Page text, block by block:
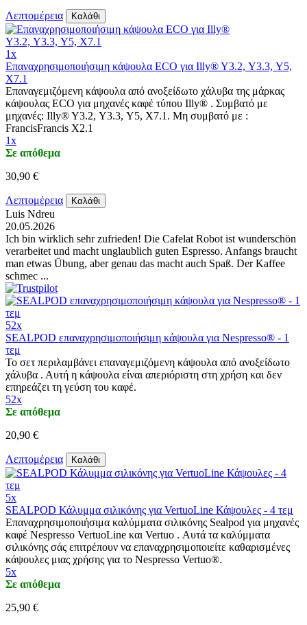
Λεπτομέρεια Καλάθι
1x
Επαναχρησιμοποιήσιμη κάψουλα ECO για Illy® Y3.2, Y3.3, Y5,
X7.1
Επαναγεμιζόμενη κάψουλα από ανοξείδωτο χάλυβα της μάρκας
κάψουλας ECO για μηχανές καφέ τύπου Illy® . Συμβατό με
μηχανές: Illy® Y3.2, Y3.3, Y5, X7.1. Μη συμβατό με :
FrancisFrancis X2.1
1x
Σε απόθεμα
30,90 €
Λεπτομέρεια Καλάθι
Luis Ndreu
20.05.2026
Ich bin wirklich sehr zufrieden! Die Cafelat Robot ist wunderschön
verarbeitet und macht unglaublich guten Espresso. Anfangs braucht
man etwas Übung, aber genau das macht auch Spaß. Der Kaffee
schmec ...
52x
SEALPOD επαναχρησιμοποιήσιμη κάψουλα για Nespresso® - 1
τεμ
Το σετ περιλαμβάνει επαναγεμιζόμενη κάψουλα από ανοξείδωτο
χάλυβα . Αυτή η κάψουλα είναι απεριόριστη στη χρήση και δεν
επηρεάζει τη γεύση του καφέ.
52x
Σε απόθεμα
20,90 €
Λεπτομέρεια Καλάθι
5x
SEALPOD Κάλυμμα σιλικόνης για VertuoLine Κάψουλες - 4 τεμ
Επαναχρησιμοποιήσιμα καλύμματα σιλικόνης Sealpod για μηχανές
καφέ Nespresso VertuoLine και Vertuo . Αυτά τα καλύμματα
σιλικόνης σάς επιτρέπουν να επαναχρησιμοποιείτε καθαρισμένες
κάψουλες μιας χρήσης για το Nespresso Vertuo®.
5x
Σε απόθεμα
25,90 €